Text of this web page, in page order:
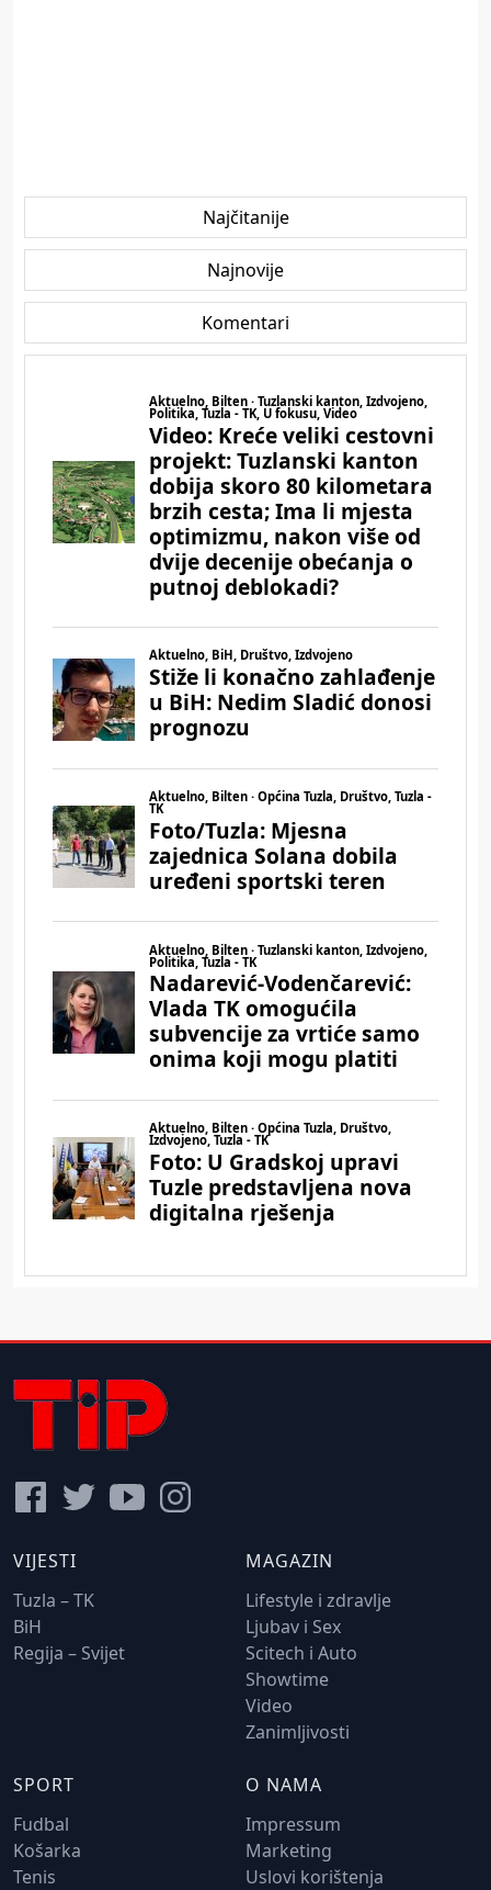
Najčitanije
Najnovije
Komentari
VIJESTI
Tuzla – TK
BiH
Regija – Svijet
MAGAZIN
Lifestyle i zdravlje
Ljubav i Sex
Scitech i Auto
Showtime
Video
Zanimljivosti
SPORT
Fudbal
Košarka
Tenis
O NAMA
Impressum
Marketing
Uslovi korištenja